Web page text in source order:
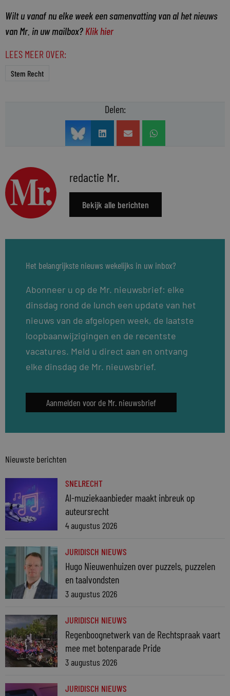
Wilt u vanaf nu elke week een samenvatting van al het nieuws
van Mr. in uw mailbox? Klik hier
LEES MEER OVER:
Stem Recht
Delen:
redactie Mr.
Bekijk alle berichten
Het belangrijkste nieuws wekelijks in uw inbox?
Abonneer u op de Mr. nieuwsbrief: elke
dinsdag rond de lunch een update van het
nieuws van de afgelopen week, de laatste
loopbaanwijzigingen en de recentste
vacatures. Meld u direct aan en ontvang
elke dinsdag de Mr. nieuwsbrief.
Aanmelden voor de Mr. nieuwsbrief
Nieuwste berichten
SNELRECHT
AI-muziekaanbieder maakt inbreuk op
auteursrecht
4 augustus 2026
JURIDISCH NIEUWS
Hugo Nieuwenhuizen over puzzels, puzzelen
en taalvondsten
3 augustus 2026
JURIDISCH NIEUWS
Regenboognetwerk van de Rechtspraak vaart
mee met botenparade Pride
3 augustus 2026
JURIDISCH NIEUWS